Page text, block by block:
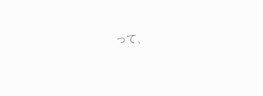
って、